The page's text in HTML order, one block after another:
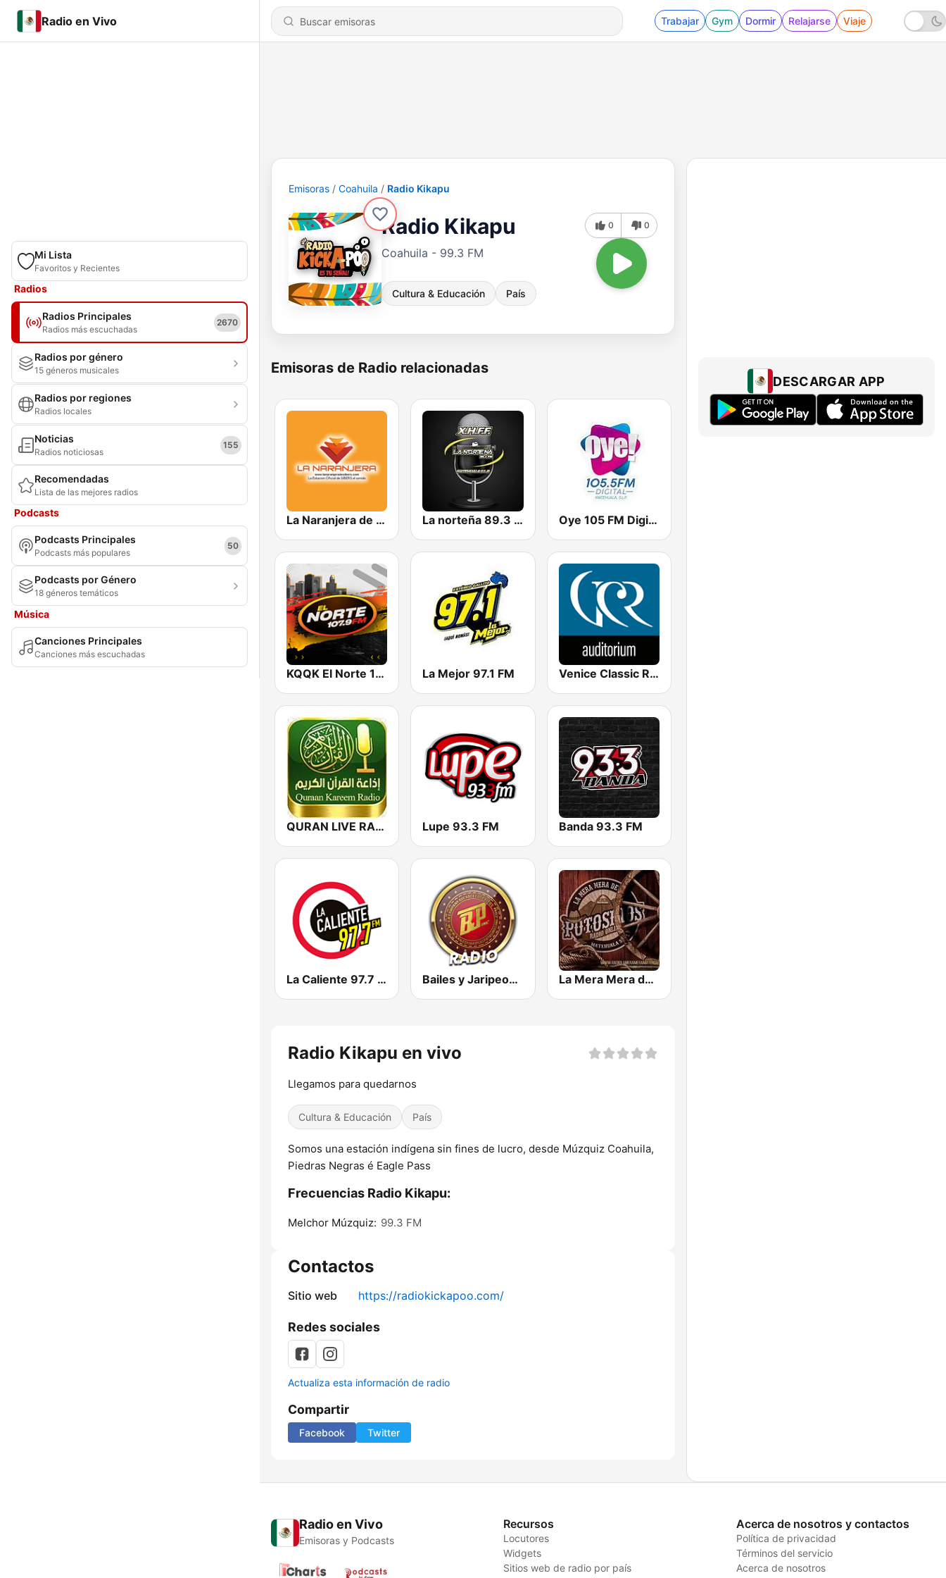
Radio en Vivo Trabajar Gym Dormir Relajarse Viaje
Mi Lista
Favoritos y Recientes
Radios
Radios Principales
Radios más escuchadas
2670
Radios por género
15 géneros musicales
Radios por regiones
Radios locales
Noticias
Radios noticiosas
155
Recomendadas
Lista de las mejores radios
Podcasts
Podcasts Principales
Podcasts más populares
50
Podcasts por Género
18 géneros temáticos
Música
Canciones Principales
Canciones más escuchadas
Emisoras Coahuila Radio Kikapu
Radio Kikapu
Coahuila - 99.3 FM
Cultura & Educación País
0 0
Emisoras de Radio relacionadas
La Naranjera de Sibers La norteña 89.3 FM Oye 105 FM Digital
KQQK El Norte 107.9 / 101.7 FM La Mejor 97.1 FM Venice Classic Radio | VCR Auditorium
QURAN LIVE RADIO Lupe 93.3 FM Banda 93.3 FM
La Caliente 97.7 FM | San Luis Potosí Bailes y Jaripeos Potosinos La Mera Mera de Matehuala
Radio Kikapu en vivo
Llegamos para quedarnos
Cultura & Educación País
Somos una estación indígena sin fines de lucro, desde Múzquiz Coahuila,
Piedras Negras é Eagle Pass
Frecuencias Radio Kikapu:
Melchor Múzquiz: 99.3 FM
Contactos
Sitio web https://radiokickapoo.com/
Redes sociales
Actualiza esta información de radio
Compartir
Facebook Twitter
DESCARGAR APP
Radio en Vivo
Emisoras y Podcasts
Recursos
Locutores
Widgets
Sitios web de radio por país
Acerca de nosotros y contactos
Política de privacidad
Términos del servicio
Acerca de nosotros